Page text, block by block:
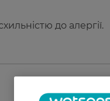
до алергії.